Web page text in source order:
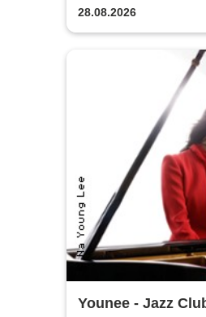
28.08.2026
Younee - Jazz